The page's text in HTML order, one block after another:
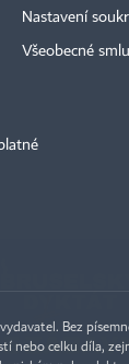
Nastavení
Všeobecné
Bez
nebo celku díla,